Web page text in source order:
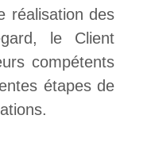
réalisation des
le Client
compétents
étapes de